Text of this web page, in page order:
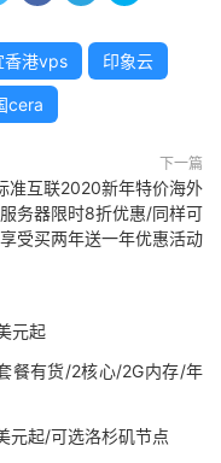
香港vps 印象云
cera
下一篇
准互联2020新年特价海外
务器限时8折优惠/同样可
受买两年送一年优惠活动
元起
餐有货/2核心/2G内存/年
元起/可选洛杉矶节点